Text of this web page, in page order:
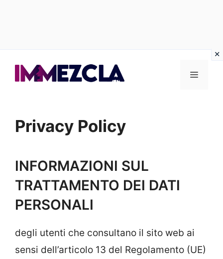
Menu
Privacy Policy
INFORMAZIONI SUL
TRATTAMENTO DEI DATI
PERSONALI
degli utenti che consultano il sito web ai
sensi dell’articolo 13 del Regolamento (UE)